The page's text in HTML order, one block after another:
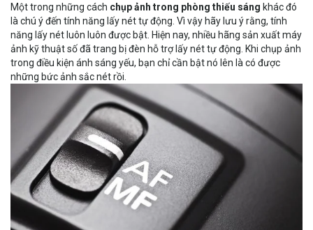
Một trong những cách chụp ảnh trong phòng thiếu sáng khác đó
là chú ý đến tính năng lấy nét tự động. Vì vậy hãy lưu ý rằng, tính
năng lấy nét luôn luôn được bật. Hiện nay, nhiều hãng sản xuất máy
ảnh kỹ thuật số đã trang bị đèn hỗ trợ lấy nét tự động. Khi chụp ảnh
trong điều kiện ánh sáng yếu, bạn chỉ cần bật nó lên là có được
những bức ảnh sắc nét rồi.